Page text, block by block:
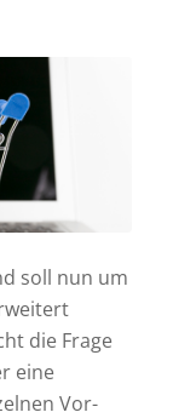
soll nun um
die Frage
eine
Vor-